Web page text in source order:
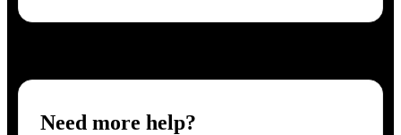
Need more help?